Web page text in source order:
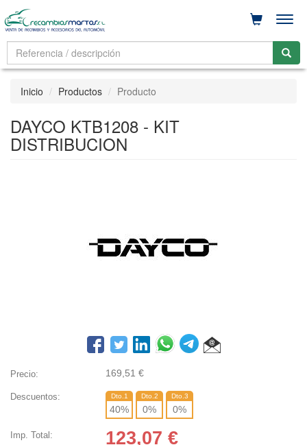
Inicio Productos Producto
DAYCO KTB1208 - KIT
DISTRIBUCION
Precio: 169,51 €
Descuentos: Dto.1
40%
Dto.2
0%
Dto.3
0%
Imp. Total: 123,07 €